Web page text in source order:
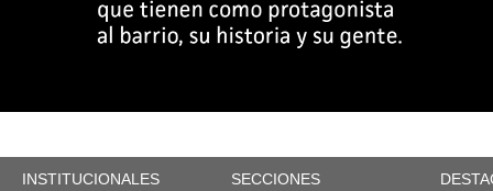
INSTITUCIONALES SECCIONES